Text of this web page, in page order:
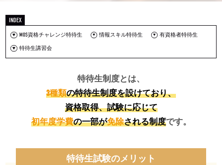
MOS資格チャレンジ特待生 情報スキル特待生 有資格者特待生
特待生講習会
特待生制度とは、
3種類の特待生制度を設けており、
資格取得、試験に応じて
初年度学費の一部が免除される制度です。
特待生試験のメリット